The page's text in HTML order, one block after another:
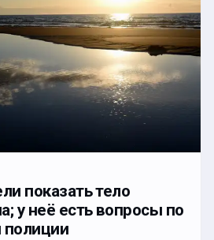
показать тело
у неё есть вопросы по
полиции